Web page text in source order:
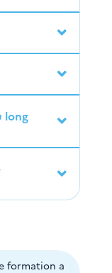
long
formation a